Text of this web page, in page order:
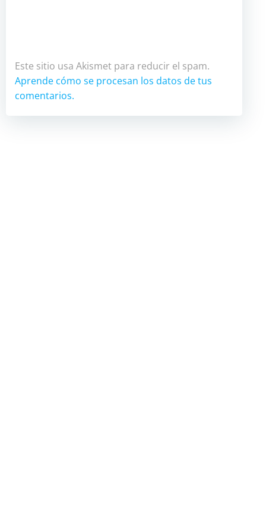
Este sitio usa Akismet para reducir el spam.
Aprende cómo se procesan los datos de tus
comentarios.